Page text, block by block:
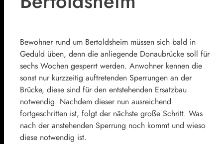
Bewohner rund um Bertoldsheim müssen sich bald in
Geduld üben, denn die anliegende Donaubrücke soll für
sechs Wochen gesperrt werden. Anwohner kennen die
sonst nur kurzzeitig auftretenden Sperrungen an der
Brücke, diese sind für den entstehenden Ersatzbau
notwendig. Nachdem dieser nun ausreichend
fortgeschritten ist, folgt der nächste große Schritt. Was
nach der anstehenden Sperrung noch kommt und wieso
diese notwendig ist.